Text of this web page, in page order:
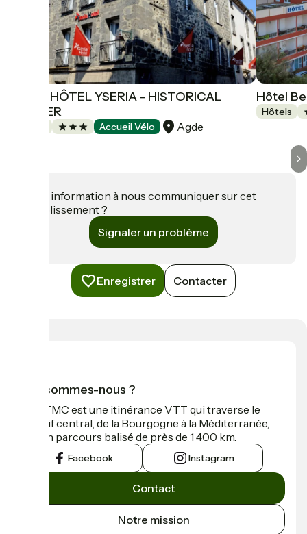
LOGIS HÔTEL YSERIA - HISTORICAL
CENTER
Accueil Vélo Agde
Hôtel
Hôtels
Une information à nous communiquer sur cet
établissement ?
Signaler un problème
Enregistrer Contacter
Qui sommes-nous ?
La GTMC est une itinérance VTT qui traverse le
Massif central, de la Bourgogne à la Méditerranée,
sur un parcours balisé de près de 1 400 km.
Facebook Instagram
Contact
Notre mission